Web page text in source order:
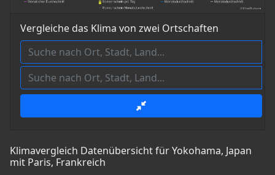
Vergleiche das Klima von zwei Ortschaften
Klimavergleich Datenübersicht für Yokohama, Japan
mit Paris, Frankreich